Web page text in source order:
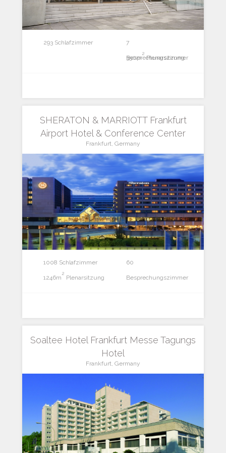
293 Schlafzimmer 7
Besprechungszimmer
350m
2
Plenarsitzung
SHERATON & MARRIOTT Frankfurt
Airport Hotel & Conference Center
Frankfurt, Germany
1008 Schlafzimmer 60
Besprechungszimmer
1246m
2
Plenarsitzung
Soaltee Hotel Frankfurt Messe Tagungs
Hotel
Frankfurt, Germany